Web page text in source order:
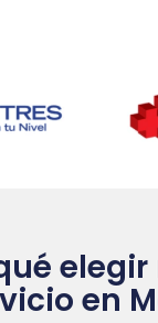
en